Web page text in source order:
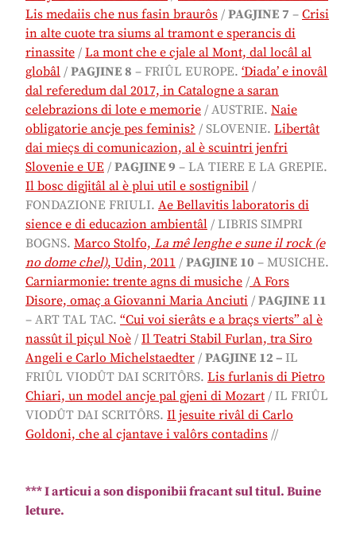
Lis medaiis che nus fasin braurôs / PAGJINE 7 – Crisi
in alte cuote tra siums al tramont e sperancis di
rinassite / La mont che e cjale al Mont, dal locâl al
globâl / PAGJINE 8 – FRIÛL EUROPE. ‘Diada’ e inovâl
dal referedum dal 2017, in Catalogne a saran
celebrazions di lote e memorie / AUSTRIE. Naie
obligatorie ancje pes feminis? / SLOVENIE. Libertât
dai mieçs di comunicazion, al è scuintri jenfri
Slovenie e UE / PAGJINE 9 – LA TIERE E LA GREPIE.
Il bosc digjitâl al è plui util e sostignibil /
FONDAZIONE FRIULI. Ae Bellavitis laboratoris di
sience e di educazion ambientâl / LIBRIS SIMPRI
BOGNS. Marco Stolfo, La mê lenghe e sune il rock (e
no dome chel), Udin, 2011 / PAGJINE 10 – MUSICHE.
Carniarmonie: trente agns di musiche / A Fors
Disore, omaç a Giovanni Maria Anciuti / PAGJINE 11
– ART TAL TAC. “Cui voi sierâts e a braçs vierts” al è
nassût il piçul Noè / Il Teatri Stabil Furlan, tra Siro
Angeli e Carlo Michelstaedter / PAGJINE 12 – IL
FRIÛL VIODÛT DAI SCRITÔRS. Lis furlanis di Pietro
Chiari, un model ancje pal gjeni di Mozart / IL FRIÛL
VIODÛT DAI SCRITÔRS. Il jesuite rivâl di Carlo
Goldoni, che al cjantave i valôrs contadins //
*** I articui a son disponibii fracant sul titul. Buine
leture.